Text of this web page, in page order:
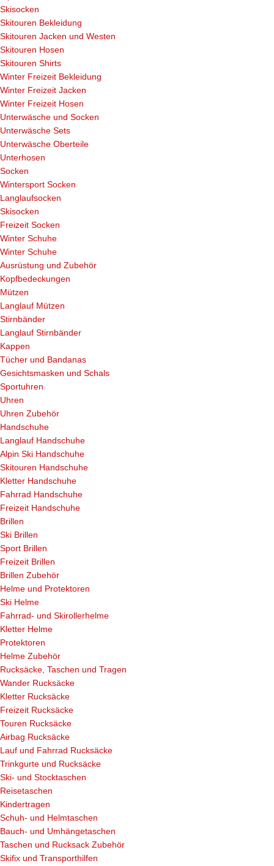
Skisocken
Skitouren Bekleidung
Skitouren Jacken und Westen
Skitouren Hosen
Skitouren Shirts
Winter Freizeit Bekleidung
Winter Freizeit Jacken
Winter Freizeit Hosen
Unterwäsche und Socken
Unterwäsche Sets
Unterwäsche Oberteile
Unterhosen
Socken
Wintersport Socken
Langlaufsocken
Skisocken
Freizeit Socken
Winter Schuhe
Winter Schuhe
Ausrüstung und Zubehör
Kopfbedeckungen
Mützen
Langlauf Mützen
Stirnbänder
Langlauf Stirnbänder
Kappen
Tücher und Bandanas
Gesichtsmasken und Schals
Sportuhren
Uhren
Uhren Zubehör
Handschuhe
Langlauf Handschuhe
Alpin Ski Handschuhe
Skitouren Handschuhe
Kletter Handschuhe
Fahrrad Handschuhe
Freizeit Handschuhe
Brillen
Ski Brillen
Sport Brillen
Freizeit Brillen
Brillen Zubehör
Helme und Protektoren
Ski Helme
Fahrrad- und Skirollerhelme
Kletter Helme
Protektoren
Helme Zubehör
Rucksäcke, Taschen und Tragen
Wander Rucksäcke
Kletter Rucksäcke
Freizeit Rucksäcke
Touren Rucksäcke
Airbag Rucksäcke
Lauf und Fahrrad Rucksäcke
Trinkgurte und Rucksäcke
Ski- und Stocktaschen
Reisetaschen
Kindertragen
Schuh- und Helmtaschen
Bauch- und Umhängetaschen
Taschen und Rucksack Zubehör
Skifix und Transporthilfen